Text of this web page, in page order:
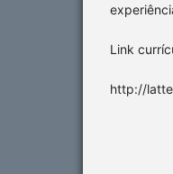
Link
http://